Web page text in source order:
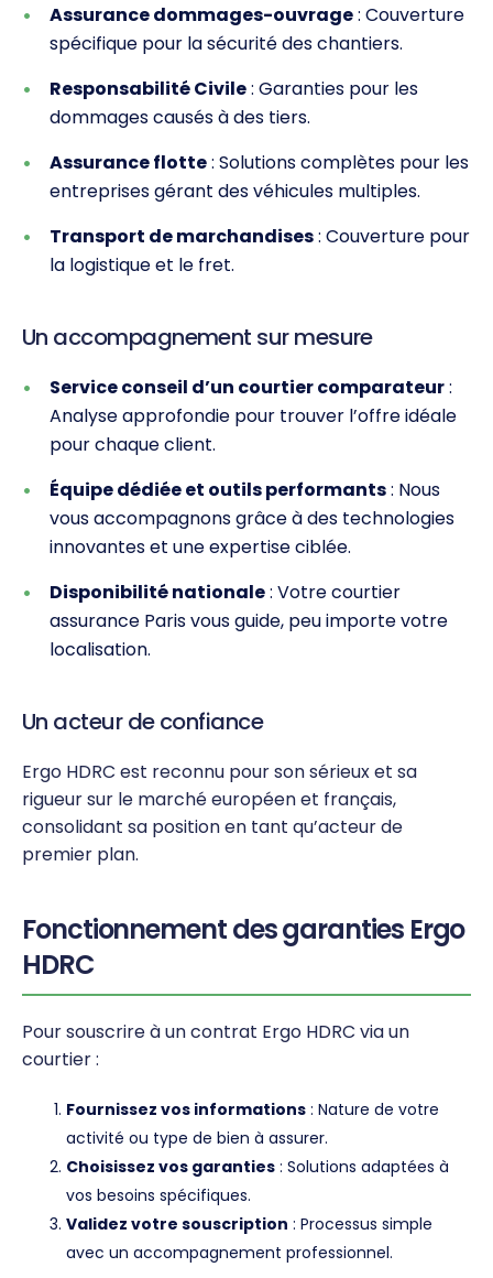
Assurance dommages-ouvrage: Couverture
spécifique pour la sécurité des chantiers.
Responsabilité Civile: Garanties pour les
dommages causés à des tiers.
Assurance flotte: Solutions complètes pour les
entreprises gérant des véhicules multiples.
Transport de marchandises: Couverture pour
la logistique et le fret.
Un accompagnement sur mesure
Service conseil d’un courtier comparateur:
Analyse approfondie pour trouver l’offre idéale
pour chaque client.
Équipe dédiée et outils performants: Nous
vous accompagnons grâce à des technologies
innovantes et une expertise ciblée.
Disponibilité nationale: Votre courtier
assurance Paris vous guide, peu importe votre
localisation.
Un acteur de confiance
Ergo HDRC est reconnu pour son sérieux et sa
rigueur sur le marché européen et français,
consolidant sa position en tant qu’acteur de
premier plan.
Fonctionnement des garanties Ergo
HDRC
Pour souscrire à un contrat Ergo HDRC via un
courtier :
Fournissez vos informations : Nature de votre
activité ou type de bien à assurer.
Choisissez vos garanties : Solutions adaptées à
vos besoins spécifiques.
Validez votre souscription : Processus simple
avec un accompagnement professionnel.